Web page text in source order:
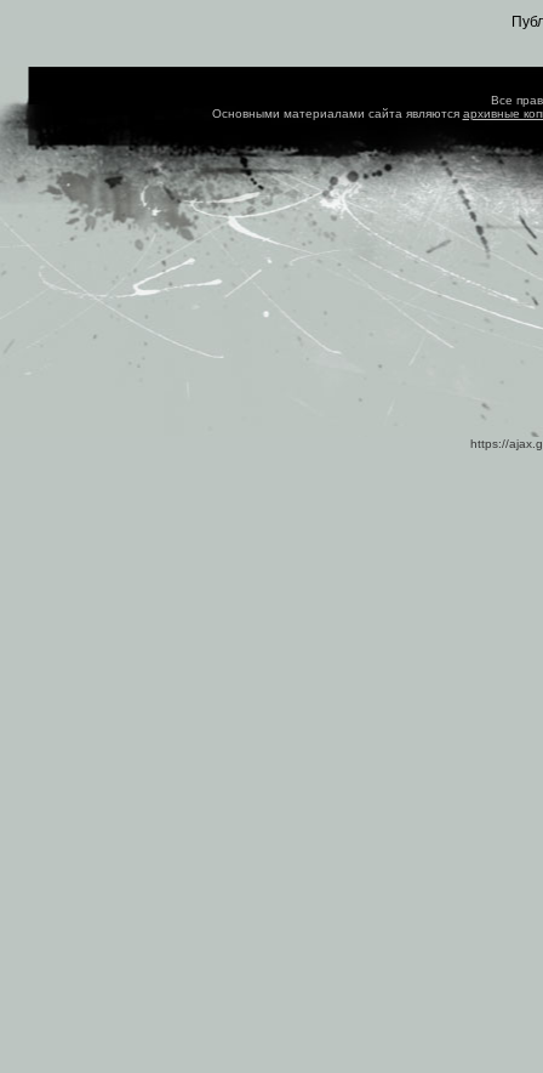
Все
Основными материалами сайта являются архивные
https://